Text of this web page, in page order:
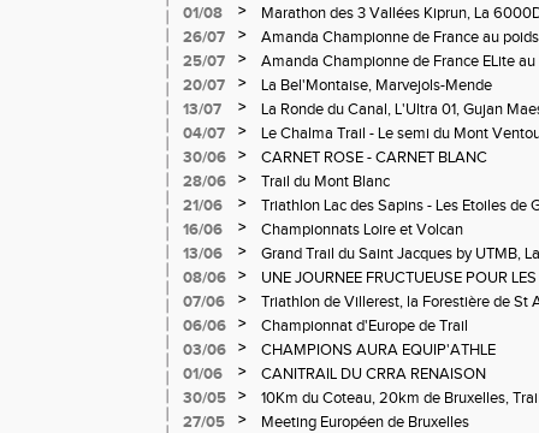
01/08
>
Marathon des 3 Vallées Kiprun, La
Verticale d'Orcières, St Augustin
26/07 >
Amanda Championne de France au poids
25/07
>
Amanda Championne de France ELite
20/07
>
La Bel'Montaise, Marvejols-Mende
13/07
>
La Ronde du Canal, L'Ultra 01, Gujan
04/07
>
Le Chalma Trail - Le semi du Mont
Cublize - Les Passerelles de Monteynard
Pralognon La Vanoise
30/06 >
CARNET ROSE - CARNET BLANC
28/06
>
Trail du Mont Blanc
21/06
>
Triathlon Lac des Sapins - Les Etoiles de
16/06
>
Championnats Loire et Volcan
13/06
>
Grand Trail du Saint Jacques by UTMB,
d'Andrézieux-Bouthéon
08/06 >
UNE JOURNEE FRUCTUEUSE POUR
CHAMPIONNATS DE LA LOIRE A
07/06 >
Triathlon de Villerest, la Forestière de St
Circuit de la Sure, Tour du Pays Roannais
06/06 >
Championnat d'Europe de Trail
03/06
>
CHAMPIONS AURA EQUIP'ATHLE
01/06
>
CANITRAIL DU CRRA RENAISON
30/05
>
10Km du Coteau, 20km de Bruxelles,
Pilatrail
27/05 >
Meeting Européen de Bruxelles